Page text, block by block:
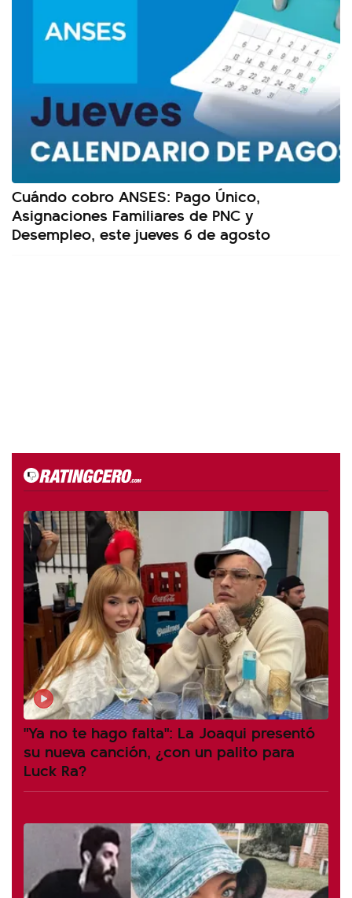
Cuándo cobro ANSES: Pago Único,
Asignaciones Familiares de PNC y
Desempleo, este jueves 6 de agosto
"Ya no te hago falta": La Joaqui presentó
su nueva canción, ¿con un palito para
Luck Ra?